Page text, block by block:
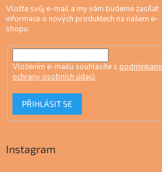
Vložte svůj e-mail a my vám budeme zasílat
informace o nových produktech na našem e-
shopu.
Vložením e-mailu souhlasíte s podmínkami
ochrany osobních údajů
PŘIHLÁSIT SE
Instagram